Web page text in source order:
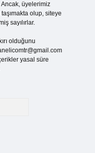
üyelerimiz
olup, siteye
sayılırlar.
olduğunu
yasal süre